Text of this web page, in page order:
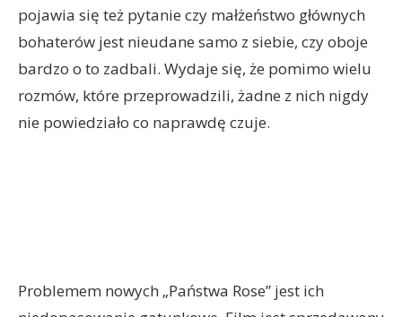
pojawia się też pytanie czy małżeństwo głównych
bohaterów jest nieudane samo z siebie, czy oboje
bardzo o to zadbali. Wydaje się, że pomimo wielu
rozmów, które przeprowadzili, żadne z nich nigdy
nie powiedziało co naprawdę czuje.
Problemem nowych „Państwa Rose” jest ich